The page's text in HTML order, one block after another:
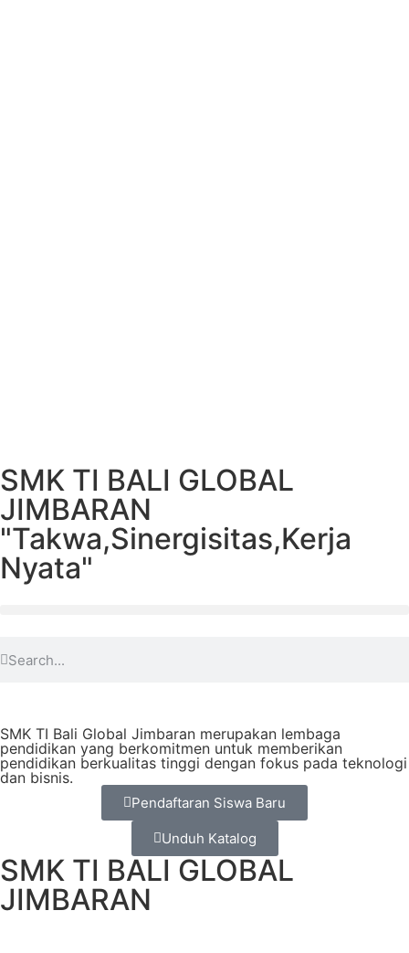
SMK TI BALI GLOBAL
JIMBARAN
"Takwa,Sinergisitas,Kerja
Nyata"
SMK TI Bali Global Jimbaran merupakan lembaga
pendidikan yang berkomitmen untuk memberikan
pendidikan berkualitas tinggi dengan fokus pada teknologi
dan bisnis.
Pendaftaran Siswa Baru
Unduh Katalog
SMK TI BALI GLOBAL
JIMBARAN